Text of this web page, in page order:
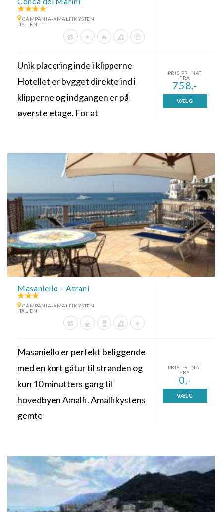
CAMPANIA-AMALFIKYSTEN
ITALIEN
Unik placering inde i klipperne
Hotellet er bygget direkte ind i
klipperne og indgangen er på
øverste etage. For at
PRIS PR. NAT
FRA
758,-
VÆLG
Masaniello – Atrani
CAMPANIA-AMALFIKYSTEN
ITALIEN
Masaniello er perfekt beliggende
med en kort gåtur til stranden og
kun 10 minutters gang til
hovedbyen Amalfi. Amalfikystens
gemte
PRIS PR. NAT
FRA
0,-
VÆLG